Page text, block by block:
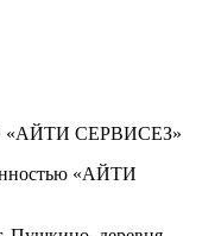
«АЙТИ СЕРВИСЕЗ»
«АЙТИ